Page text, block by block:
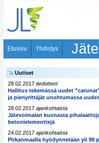
Etusivu Yhdistys
Uutiset
28.02.2017 tiedotteet
Hallitus tekemässä uudet
ja pienyrittäjät unohtumassa
28.02.2017 ajankohtaista
Jätevoimalan kuonasta
betonielementtejä
24.02.2017 ajankohtaista
Pirkanmaalla hyödynnetään yli 98